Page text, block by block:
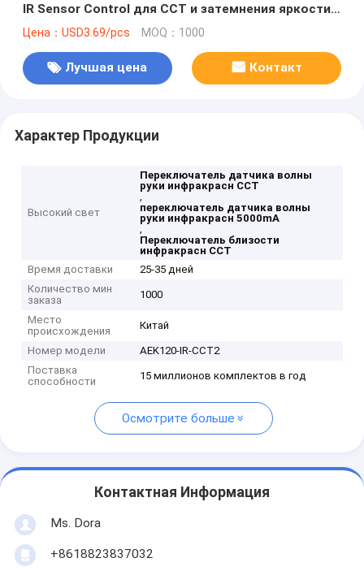
IR Sensor Control для CCT и затемнения яркости
для освещения гардероба
Цена：USD3.69/pcs MOQ：1000
Лучшая цена Контакт
Характер Продукции
Высокий свет
Переключатель датчика волны
руки инфракрасн CCT
,
переключатель датчика волны
руки инфракрасн 5000mA
,
Переключатель близости
инфракрасн CCT
Время доставки
25-35 дней
Количество мин
заказа
1000
Место
происхождения
Китай
Номер модели
AEK120-IR-CCT2
Поставка
способности
15 миллионов комплектов в год
Осмотрите больше
Контактная Информация
Ms. Dora
+8618823837032